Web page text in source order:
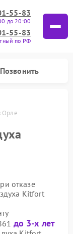
55-83
до 20:00
55-83
по РФ
Позвонить
Орле
отказе
Kitfort
до 3-х лет